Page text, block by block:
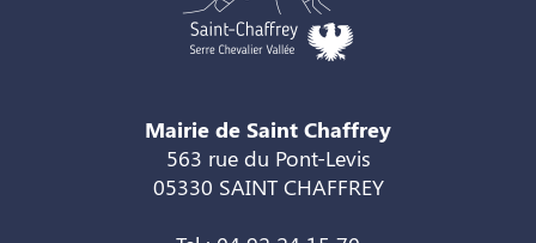
Mairie de Saint Chaffrey
563 rue du Pont-Levis
05330 SAINT CHAFFREY